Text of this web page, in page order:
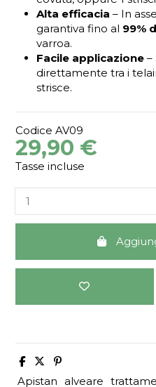
Alta efficacia – In
garantiva fino al 99%
varroa.
Facile applicazione –
direttamente tra i
strisce.
Codice AV09
29,90 €
Tasse incluse
Apistan alveare